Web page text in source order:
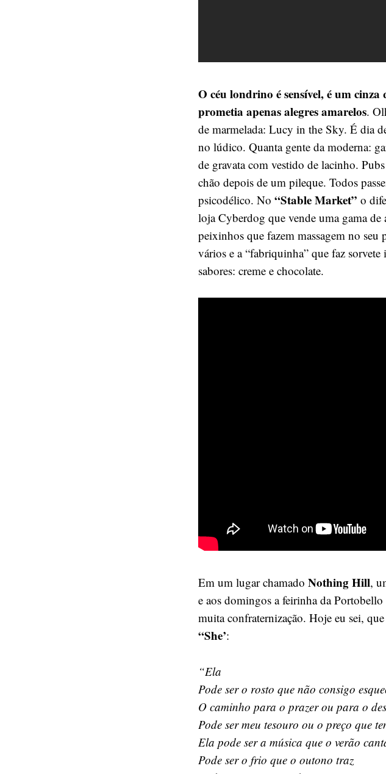
O céu londrino é sensível, é um
prometia apenas alegres amarelos.
de marmelada: Lucy in the Sky. É dia
no lúdico. Quanta gente da moderna:
de gravata com vestido de lacinho.
chão depois de um pileque. Todos
psicodélico. No“Stable Market” o
loja Cyberdog que vende uma gama
peixinhos que fazem massagem no
vários e a “fabriquinha” que faz
sabores: creme e chocolate.
Em um lugar chamadoNothing Hill,
e aos domingos a feirinha da
muita confraternização. Hoje eu sei,
“She’:
“Ela
Pode ser o rosto que não consigo
O caminho para o prazer ou para o
Pode ser meu tesouro ou o preço que
Ela pode ser a música que o verão
Pode ser o frio que o outono traz